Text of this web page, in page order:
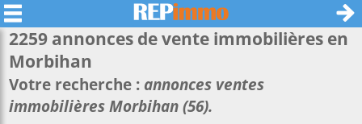
2259 annonces de vente immobilières en
Morbihan
Votre recherche : annonces ventes
immobilières Morbihan (56).